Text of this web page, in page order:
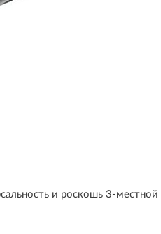
и роскошь 3-